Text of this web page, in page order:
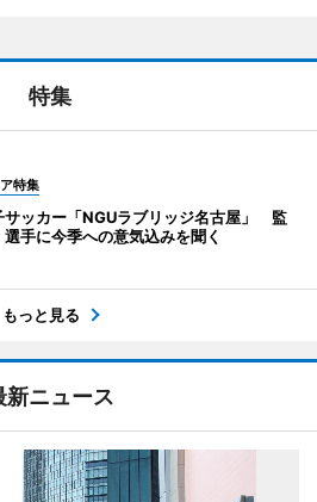
特集
特集
サッカー「NGUラブリッジ名古屋」 監
選手に今季への意気込みを聞く
もっと見る
新ニュース